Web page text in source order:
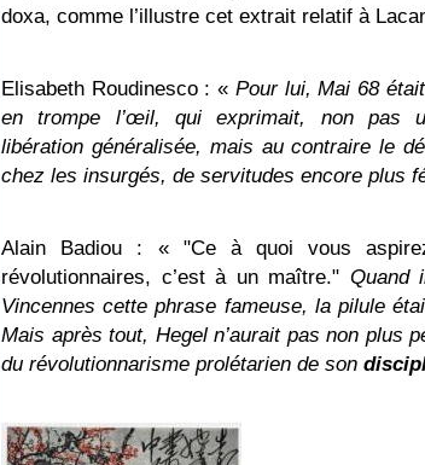
doxa, comme l’illustre cet extrait relatif à
Elisabeth Roudinesco : « Pour lui, Mai 68
en trompe l’œil, qui exprimait, non pas
libération généralisée, mais au contraire le
chez les insurgés, de servitudes encore plus
Alain Badiou : « "Ce à quoi vous
révolutionnaires, c’est à un maître." Quand
Vincennes cette phrase fameuse, la pilule
Mais après tout, Hegel n’aurait pas non plus
du révolutionnarisme prolétarien de son